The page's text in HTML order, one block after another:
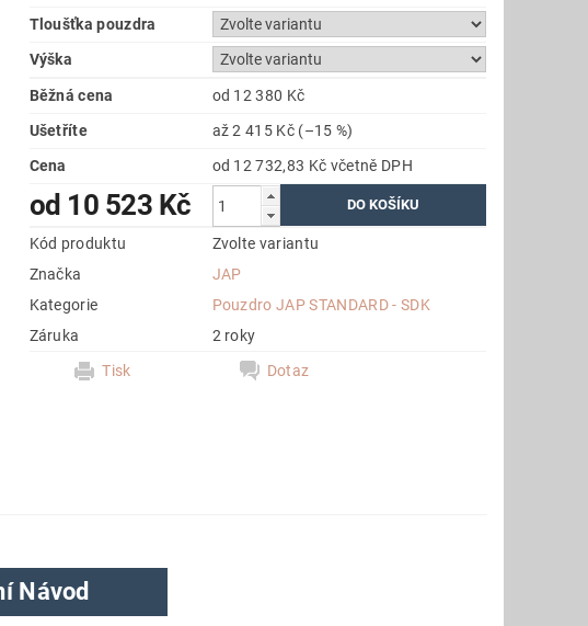
Tloušťka pouzdra
Výška
Běžná cena
od 12 380 Kč
Ušetříte
až2 415 Kč (–15 %)
Cena
od 12 732,83 Kč včetně DPH
od 10 523 Kč
Kód produktu
Zvolte variantu
Značka
JAP
Kategorie
Pouzdro JAP STANDARD - SDK
Záruka
2 roky
Tisk
Dotaz
Návod